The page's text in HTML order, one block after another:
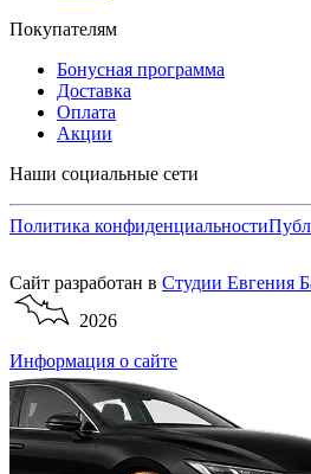
Покупателям
Бонусная программа
Доставка
Оплата
Акции
Наши социальные сети
Политика конфиденциальности
Сайт разработан в Студии Евгения
2026
Информация о сайте